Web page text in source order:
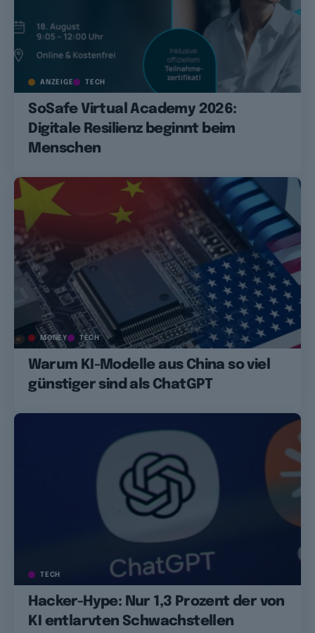
ANZEIGE TECH
SoSafe Virtual Academy 2026:
Digitale Resilienz beginnt beim
Menschen
MONEY TECH
Warum KI-Modelle aus China so viel
günstiger sind als ChatGPT
TECH
Hacker-Hype: Nur 1,3 Prozent der von
KI entlarvten Schwachstellen